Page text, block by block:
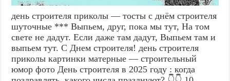
день строителя приколы — тосты с днём строителя
шуточные *** Выпьем, друг, пока мы тут, На том
свете не дадут. Если даже там дадут, Выпьем там и
выпьем тут. С Днем строителя! день строителя
приколы картинки матерные — строительный
юмор фото День строителя в 2025 году : когда